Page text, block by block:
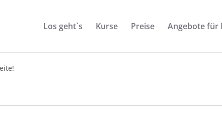
Los geht`s Kurse Preise Angebote für